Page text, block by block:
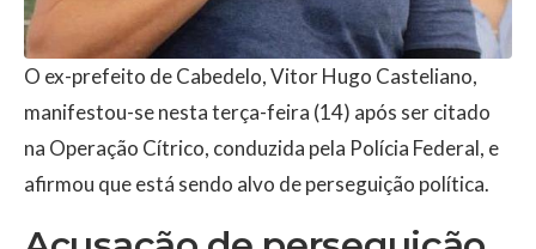
O ex-prefeito de Cabedelo, Vitor Hugo Casteliano,
manifestou-se nesta terça-feira (14) após ser citado
na Operação Cítrico, conduzida pela Polícia Federal, e
afirmou que está sendo alvo de perseguição política.